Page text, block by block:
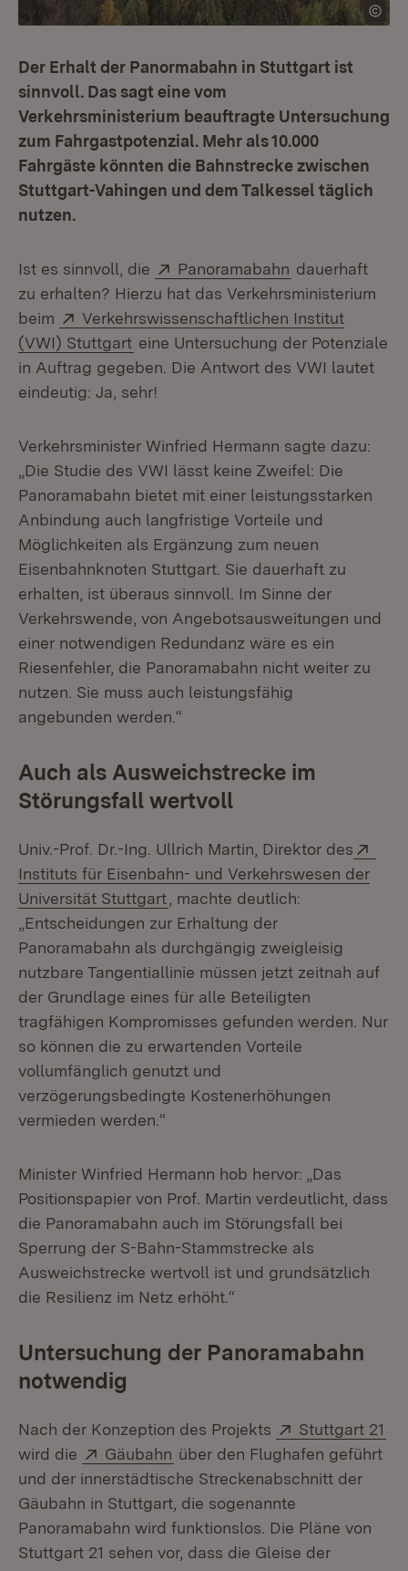
Der Erhalt der Panormabahn in Stuttgart ist
sinnvoll. Das sagt eine vom
Verkehrsministerium beauftragte Untersuchung
zum Fahrgastpotenzial. Mehr als 10.000
Fahrgäste könnten die Bahnstrecke zwischen
Stuttgart-Vahingen und dem Talkessel täglich
nutzen.
Ist es sinnvoll, die Extern:
Panoramabahn (Öffnet in
dauerhaft
zu erhalten? Hierzu hat das Verkehrsministerium
beim
Extern:
Verkehrswissenschaftlichen Institut
(VWI) Stuttgart (Öffnet in neuem Fenster)
eine Untersuchung der Potenziale
in Auftrag gegeben. Die Antwort des VWI lautet
eindeutig: Ja, sehr!
Verkehrsminister Winfried Hermann sagte dazu:
„Die Studie des VWI lässt keine Zweifel: Die
Panoramabahn bietet mit einer leistungsstarken
Anbindung auch langfristige Vorteile und
Möglichkeiten als Ergänzung zum neuen
Eisenbahnknoten Stuttgart. Sie dauerhaft zu
erhalten, ist überaus sinnvoll. Im Sinne der
Verkehrswende, von Angebotsausweitungen und
einer notwendigen Redundanz wäre es ein
Riesenfehler, die Panoramabahn nicht weiter zu
nutzen. Sie muss auch leistungsfähig
angebunden werden.“
Auch als Ausweichstrecke im
Störungsfall wertvoll
Univ.-Prof. Dr.-Ing. Ullrich Martin, Direktor des
Instituts für Eisenbahn- und Verkehrswesen der
Universität Stuttgart (Öffnet in neuem Fenster)
, machte deutlich:
„Entscheidungen zur Erhaltung der
Panoramabahn als durchgängig zweigleisig
nutzbare Tangentiallinie müssen jetzt zeitnah auf
der Grundlage eines für alle Beteiligten
tragfähigen Kompromisses gefunden werden. Nur
so können die zu erwartenden Vorteile
vollumfänglich genutzt und
verzögerungsbedingte Kostenerhöhungen
vermieden werden.“
Minister Winfried Hermann hob hervor: „Das
Positionspapier von Prof. Martin verdeutlicht, dass
die Panoramabahn auch im Störungsfall bei
Sperrung der S-Bahn-Stammstrecke als
Ausweichstrecke wertvoll ist und grundsätzlich
die Resilienz im Netz erhöht.“
Untersuchung der Panoramabahn
notwendig
Nach der Konzeption des Projekts Extern:
Stuttgart 21
wird die
Extern:
Gäubahn (Öffnet in neuem Fenster)
über den Flughafen geführt
und der innerstädtische Streckenabschnitt der
Gäubahn in Stuttgart, die sogenannte
Panoramabahn wird funktionslos. Die Pläne von
Stuttgart 21 sehen vor, dass die Gleise der